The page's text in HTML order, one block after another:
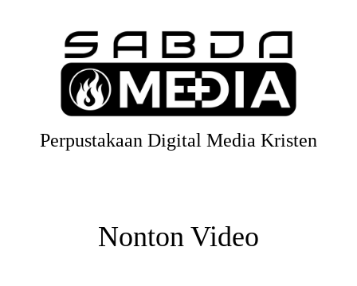
Perpustakaan Digital Media Kristen
Nonton Video